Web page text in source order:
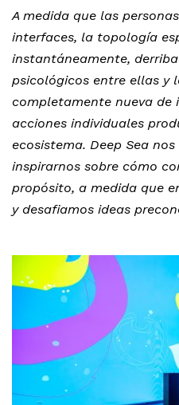
A medida que las
interfaces, la topología
instantáneamente,
psicológicos entre ellas y
completamente nueva de
acciones individuales
ecosistema. Deep Sea
inspirarnos sobre cómo
propósito, a medida que
y desafiamos ideas